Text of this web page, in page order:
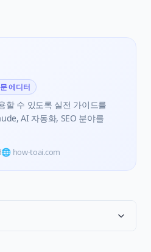
에디터
할 수 있도록 실전 가이드를
AI 자동화, SEO 분야를
🌐 how-toai.com